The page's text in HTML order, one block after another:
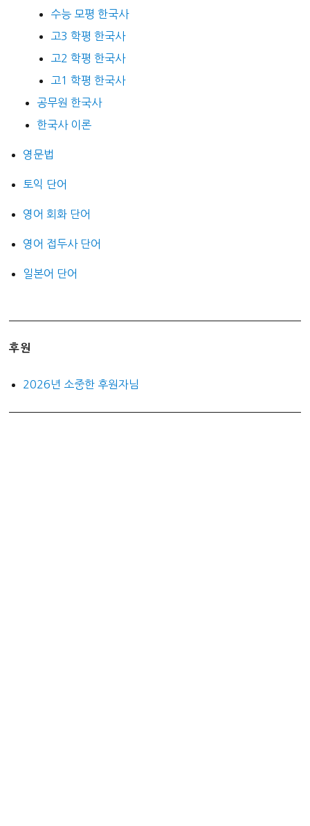
수능 모평 한국사
고3 학평 한국사
고2 학평 한국사
고1 학평 한국사
공무원 한국사
한국사 이론
영문법
토익 단어
영어 회화 단어
영어 접두사 단어
일본어 단어
후원
2026년 소중한 후원자님